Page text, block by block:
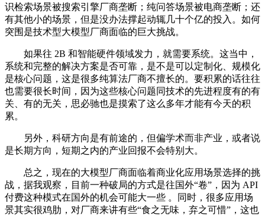
识检索场景被搜索引擎厂商垄断；纯问答场景被电商垄断；还
有其他小的场景，但是没办法撑起动辄几十个亿的投入。如何
突围是技术型大模型厂商面临的巨大挑战。
如果往 2B 和智能硬件领域发力，就需要系统。这当中，
系统和完整的解决方案是否可靠，是不是可以定制化、规模化
是核心问题，这是很多纯算法厂商不擅长的。要积累的话往往
也需要很长时间，因为这些核心问题同技术的先进程度有的有
关、有的无关，思必驰也是摸索了这么多年才能有今天的积
累。
另外，科研方向是有前途的，但偏学术而非产业，或者说
是长期方向，短期之内的产业回报不会特别大。
总之，现在的大模型厂商面临着商业化应用场景选择的挑
战，据我观察，目前一种破局的方式是往国外“卷”，因为 API
付费这种模式在国外的机会可能大一些 。同时，很多应用场
景其实很鸡肋，对厂商来讲有些“食之无味，弃之可惜”，这也